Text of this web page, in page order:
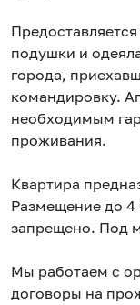
подушки и
города,
командировку.
необходимым
проживания.
Квартира
Размещение до 4
запрещено. Под
Мы работаем с
договоры на